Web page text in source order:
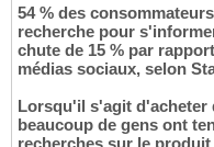
54 % des
recherche pour
chute de 15 % par
médias sociaux, selon
Lorsqu'il s'agit d'acheter
beaucoup de gens ont